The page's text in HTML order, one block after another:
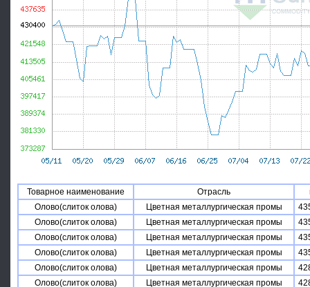
Товарное наименование Отрасль
Олово(слиток олова)
Цветная металлургическая промы
Олово(слиток олова)
Цветная металлургическая промы
Олово(слиток олова)
Цветная металлургическая промы
Олово(слиток олова)
Цветная металлургическая промы
Олово(слиток олова)
Цветная металлургическая промы
Олово(слиток олова)
Цветная металлургическая промы